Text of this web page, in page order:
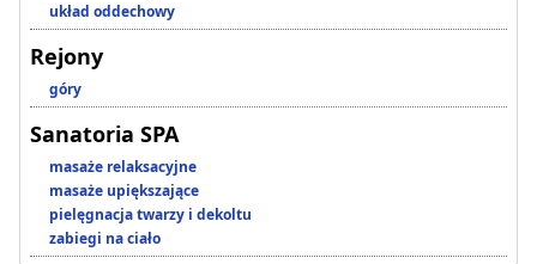
układ oddechowy
Rejony
góry
Sanatoria SPA
masaże relaksacyjne
masaże upiększające
pielęgnacja twarzy i dekoltu
zabiegi na ciało